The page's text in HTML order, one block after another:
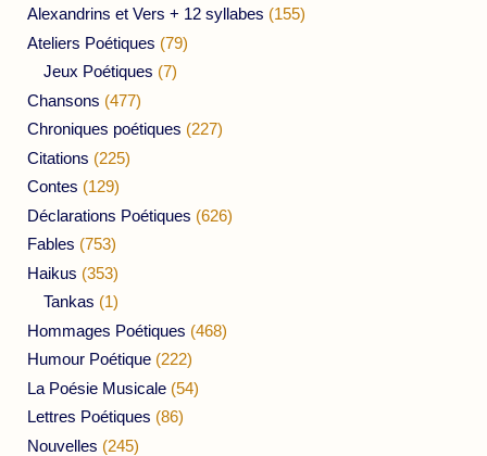
Alexandrins et Vers + 12 syllabes (155)
Ateliers Poétiques (79)
Jeux Poétiques (7)
Chansons (477)
Chroniques poétiques (227)
Citations (225)
Contes (129)
Déclarations Poétiques (626)
Fables (753)
Haikus (353)
Tankas (1)
Hommages Poétiques (468)
Humour Poétique (222)
La Poésie Musicale (54)
Lettres Poétiques (86)
Nouvelles (245)